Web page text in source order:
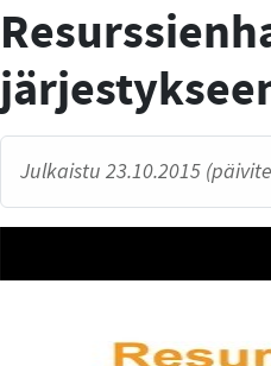
Julkaistu 23.10.2015